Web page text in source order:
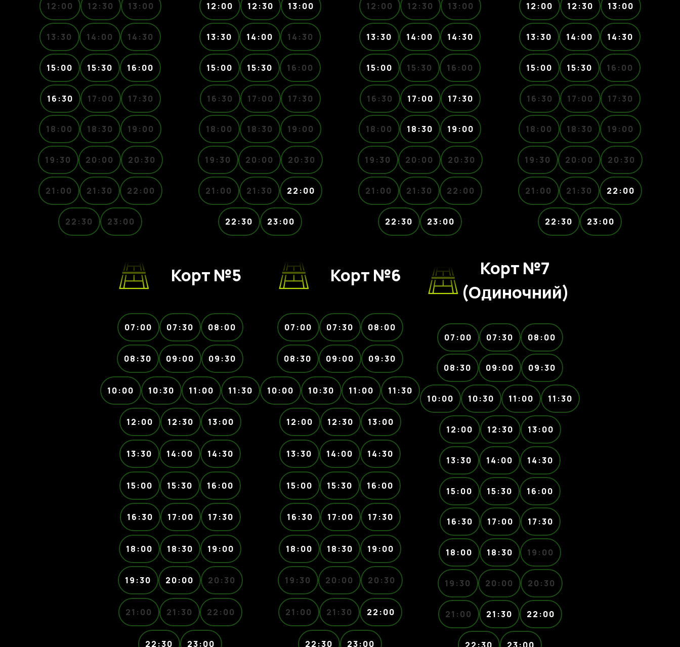
12:00 12:30 13:00
13:30 14:00 14:30
15:00 15:30 16:00
16:30 17:00 17:30
18:00 18:30 19:00
19:30 20:00 20:30
21:00 21:30 22:00
22:30 23:00
12:00 12:30 13:00
13:30 14:00 14:30
15:00 15:30 16:00
16:30 17:00 17:30
18:00 18:30 19:00
19:30 20:00 20:30
21:00 21:30 22:00
22:30 23:00
12:00 12:30 13:00
13:30 14:00 14:30
15:00 15:30 16:00
16:30 17:00 17:30
18:00 18:30 19:00
19:30 20:00 20:30
21:00 21:30 22:00
22:30 23:00
12:00 12:30 13:00
13:30 14:00 14:30
15:00 15:30 16:00
16:30 17:00 17:30
18:00 18:30 19:00
19:30 20:00 20:30
21:00 21:30 22:00
22:30 23:00
Корт №5
07:00 07:30 08:00
08:30 09:00 09:30
10:00 10:30 11:00 11:30
12:00 12:30 13:00
13:30 14:00 14:30
15:00 15:30 16:00
16:30 17:00 17:30
18:00 18:30 19:00
19:30 20:00 20:30
21:00 21:30 22:00
22:30 23:00
Корт №6
07:00 07:30 08:00
08:30 09:00 09:30
10:00 10:30 11:00 11:30
12:00 12:30 13:00
13:30 14:00 14:30
15:00 15:30 16:00
16:30 17:00 17:30
18:00 18:30 19:00
19:30 20:00 20:30
21:00 21:30 22:00
22:30 23:00
Корт №7
(Одиночний)
07:00 07:30 08:00
08:30 09:00 09:30
10:00 10:30 11:00 11:30
12:00 12:30 13:00
13:30 14:00 14:30
15:00 15:30 16:00
16:30 17:00 17:30
18:00 18:30 19:00
19:30 20:00 20:30
21:00 21:30 22:00
22:30 23:00